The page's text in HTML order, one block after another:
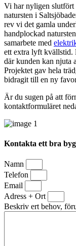
Vi har nyligen slutfört
natursten i
rev vi det gamla
handplockad
samarbete med
ett extra lyft kvällstid.
där kunden kan njuta
Projektet gav hela
bidragit till en ny
Är du sugen på att
kontaktformuläret
Kontakta ett bra
Namn
Telefon
Email
Adress + Ort
Beskriv ert behov,